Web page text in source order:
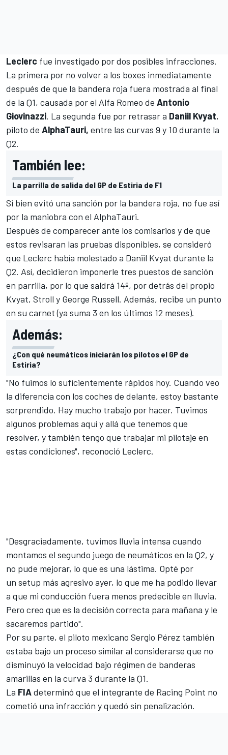
Leclerc fue investigado por dos posibles infracciones.
La primera por no volver a los boxes inmediatamente
después de que la bandera roja fuera mostrada al final
de la Q1, causada por el Alfa Romeo de Antonio
Giovinazzi. La segunda fue por retrasar a Daniil Kvyat,
piloto de AlphaTauri, entre las curvas 9 y 10 durante la
Q2.
También lee:
La parrilla de salida del GP de Estiria de F1
Si bien evitó una sanción por la bandera roja, no fue así
por la maniobra con el AlphaTauri.
Después de comparecer ante los comisarios y de que
estos revisaran las pruebas disponibles, se consideró
que Leclerc había molestado a Daniil Kvyat durante la
Q2. Así, decidieron imponerle tres puestos de sanción
en parrilla, por lo que saldrá 14º, por detrás del propio
Kvyat, Stroll y George Russell. Además, recibe un punto
en su carnet (ya suma 3 en los últimos 12 meses).
Además:
¿Con qué neumáticos iniciarán los pilotos el GP de
Estiria?
"No fuimos lo suficientemente rápidos hoy. Cuando veo
la diferencia con los coches de delante, estoy bastante
sorprendido. Hay mucho trabajo por hacer. Tuvimos
algunos problemas aquí y allá que tenemos que
resolver, y también tengo que trabajar mi pilotaje en
estas condiciones", reconoció Leclerc.
"Desgraciadamente, tuvimos lluvia intensa cuando
montamos el segundo juego de neumáticos en la Q2, y
no pude mejorar, lo que es una lástima. Opté por
un setup más agresivo ayer, lo que me ha podido llevar
a que mi conducción fuera menos predecible en lluvia.
Pero creo que es la decisión correcta para mañana y le
sacaremos partido".
Por su parte, el piloto mexicano Sergio Pérez también
estaba bajo un proceso similar al considerarse que no
disminuyó la velocidad bajo régimen de banderas
amarillas en la curva 3 durante la Q1.
La FIAdeterminó que el integrante de Racing Point no
cometió una infracción y quedó sin penalización.